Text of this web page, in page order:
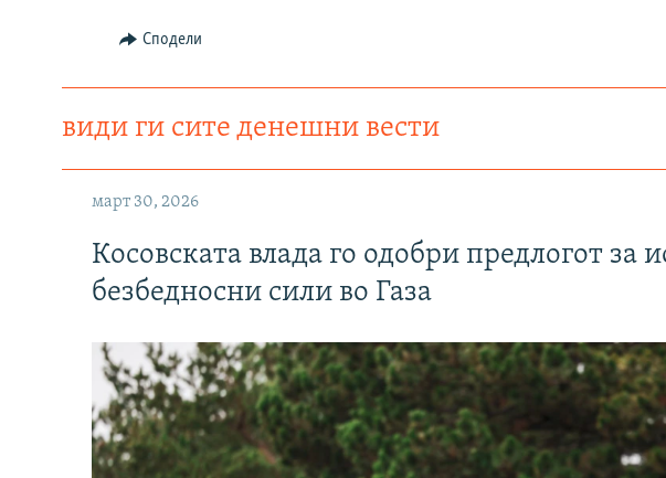
Сподели
види ги сите денешни вести
март 30, 2026
Косовската влада го одобри предлогот за
безбедносни сили во Газа